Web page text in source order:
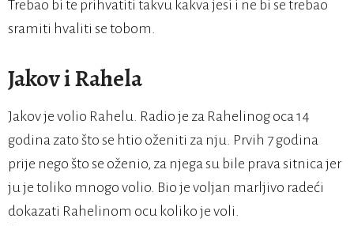
Trebao bi te prihvatiti takvu kakva jesi i ne bi se trebao
sramiti hvaliti se tobom.
Jakov i Rahela
Jakov je volio Rahelu. Radio je za Rahelinog oca 14
godina zato što se htio oženiti za nju. Prvih 7 godina
prije nego što se oženio, za njega su bile prava sitnica jer
ju je toliko mnogo volio. Bio je voljan marljivo radeći
dokazati Rahelinom ocu koliko je voli.